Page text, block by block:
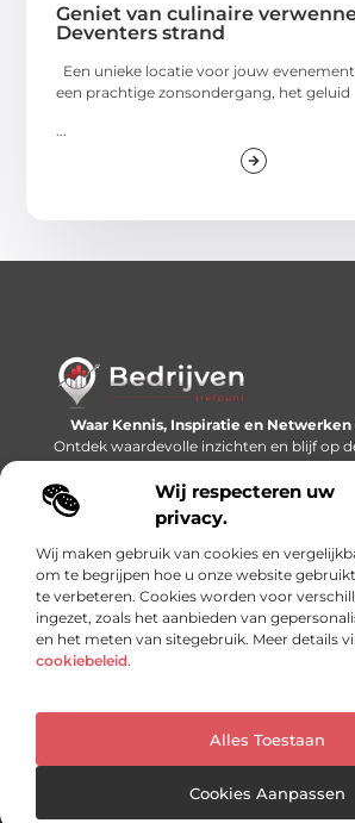
Wij respecteren uw
privacy.
Wij maken gebruik van cookies en
om te begrijpen hoe u onze website
te verbeteren. Cookies worden voor
ingezet, zoals het aanbieden van
en het meten van sitegebruik. Meer details
cookiebeleid.
Alles Toestaan
Cookies Aanpassen
Geniet van culinaire
Deventers strand
Een unieke locatie voor jouw
een prachtige zonsondergang, het geluid
Waar Kennis, Inspiratie en
Ontdek waardevolle inzichten en blijf op
wat er speelt in de
Bericht categorie
Onze informatie
@2025 www.bedrijventrefpunt.nl. All